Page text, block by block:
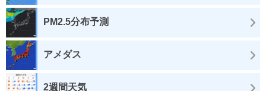
PM2.5分布予測
アメダス
2週間天気